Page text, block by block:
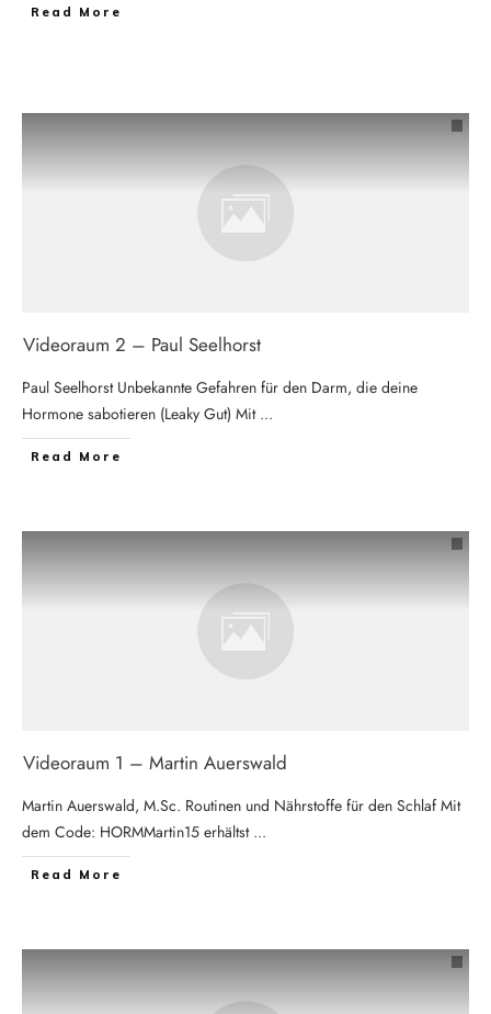
Read More
Videoraum 2 – Paul Seelhorst
Paul Seelhorst Unbekannte Gefahren für den Darm, die deine
Hormone sabotieren (Leaky Gut) Mit ...
Read More
Videoraum 1 – Martin Auerswald
Martin Auerswald, M.Sc. Routinen und Nährstoffe für den Schlaf Mit
dem Code: HORMMartin15 erhältst ...
Read More